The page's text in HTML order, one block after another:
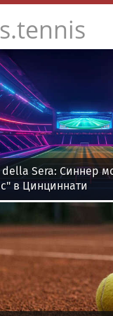
Sera: Синнер
в Цинциннати